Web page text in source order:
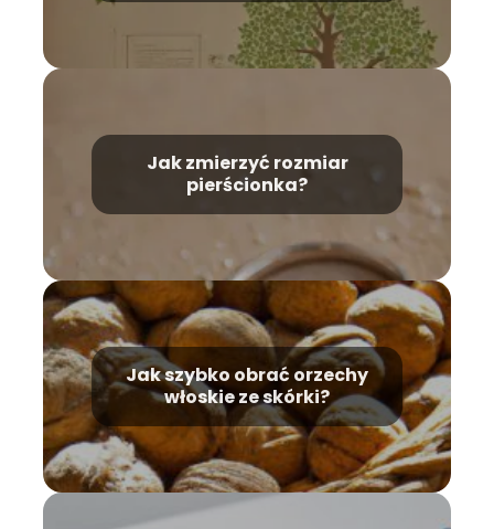
Jak zmierzyć rozmiar
pierścionka?
Jak szybko obrać orzechy
włoskie ze skórki?